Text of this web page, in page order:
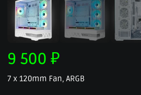
9 500 ₽
7 x 120mm Fan, ARGB